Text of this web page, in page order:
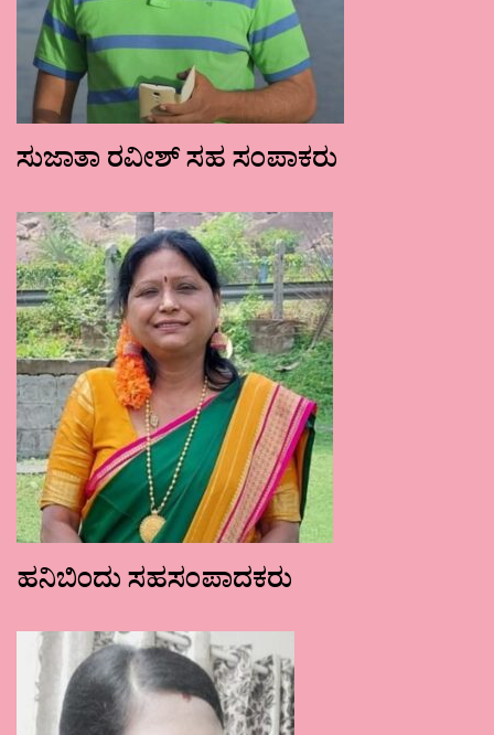
ಸುಜಾತಾ ರವೀಶ್ ಸಹ ಸಂಪಾಕರು
ಹನಿಬಿಂದು ಸಹಸಂಪಾದಕರು